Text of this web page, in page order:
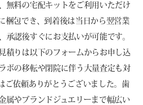
無料の宅配キットをご利用いただけ
梱包でき、到着後は当日から翌営業
承認後すぐにお支払いが可能です。
積りは以下のフォームからお申し込
ボの移転や閉院に伴う大量査定も対
ご依頼ありがとうございました。歯
属やブランドジュエリーまで幅広い